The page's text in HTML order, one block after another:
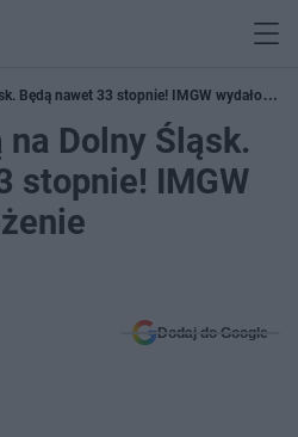
Będą nawet 33 stopnie! IMGW wydało
na Dolny Śląsk.
stopnie! IMGW
Dodaj do Google